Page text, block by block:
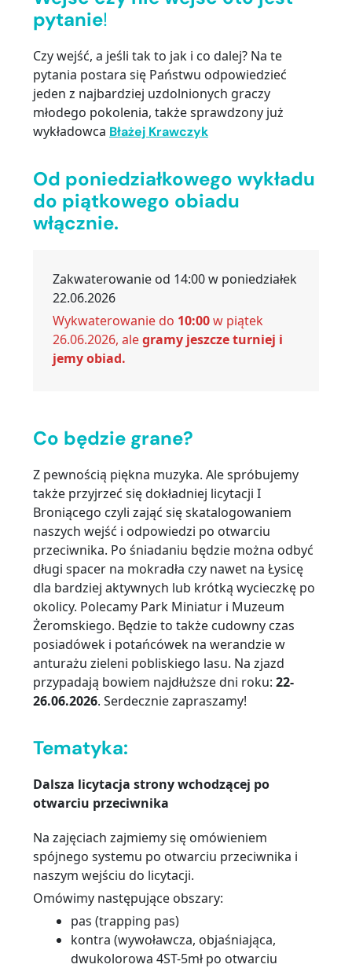
pytanie!
Czy wejść, a jeśli tak to jak i co dalej? Na te
pytania postara się Państwu odpowiedzieć
jeden z najbardziej uzdolnionych graczy
młodego pokolenia, także sprawdzony już
wykładowca Błażej Krawczyk
Od poniedziałkowego wykładu
do piątkowego obiadu
włącznie.
Zakwaterowanie od 14:00 w poniedziałek
22.06.2026
Wykwaterowanie do 10:00w piątek
26.06.2026, alegramy jeszcze turniej i
jemy obiad.
Co będzie grane?
Z pewnością piękna muzyka. Ale spróbujemy
także przyjrzeć się dokładniej licytacji I
Broniącego czyli zająć się skatalogowaniem
naszych wejść i odpowiedzi po otwarciu
przeciwnika. Po śniadaniu będzie można odbyć
długi spacer na mokradła czy nawet na Łysicę
dla bardziej aktywnych lub krótką wycieczkę po
okolicy. Polecamy Park Miniatur i Muzeum
Żeromskiego. Będzie to także cudowny czas
posiadówek i potańcówek na werandzie w
anturażu zieleni pobliskiego lasu. Na zjazd
przypadają bowiem najdłuższe dni roku: 22-
26.06.2026. Serdecznie zapraszamy!
Tematyka:
Dalsza licytacja strony wchodzącej po
otwarciu przeciwnika
Na zajęciach zajmiemy się omówieniem
spójnego systemu po otwarciu przeciwnika i
naszym wejściu do licytacji.
Omówimy następujące obszary:
pas (trapping pas)
kontra (wywoławcza, objaśniająca,
dwukolorowa 4ST-5mł po otwarciu